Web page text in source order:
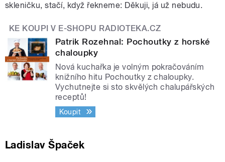
skleničku, stačí, když řekneme: Děkuji, já už nebudu.
KE KOUPI V E-SHOPU RADIOTEKA.CZ
Patrik Rozehnal: Pochoutky z horské
chaloupky
Nová kuchařka je volným pokračováním
knižního hitu Pochoutky z chaloupky.
Vychutnejte si sto skvělých chalupářských
receptů!
Koupit
Ladislav Špaček